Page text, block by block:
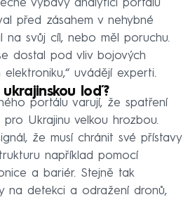
výbavy analytici portálu
před zásahem v nehybné
na svůj cíl, nebo měl poruchu.
dostal pod vliv bojových
elektroniku,“ uvádějí experti.
loď?
portálu varují, že spatření
Ukrajinu velkou hrozbou.
že musí chránit své přístavy
například pomocí
a bariér. Stejně tak
na detekci a odražení dronů,